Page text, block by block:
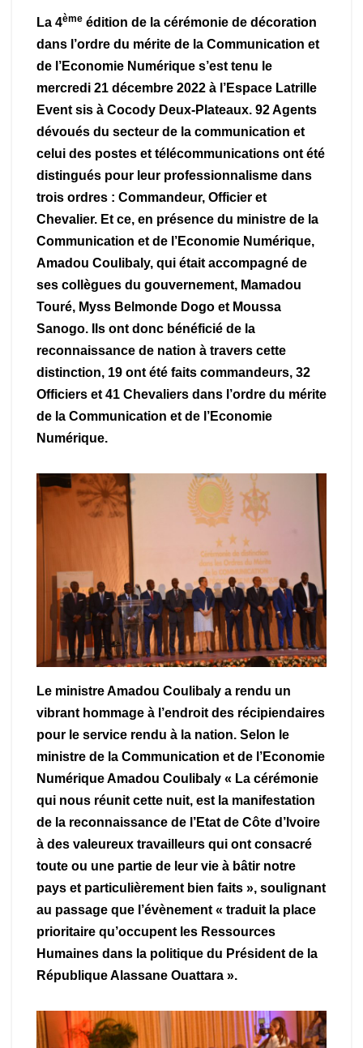
La 4ème édition de la cérémonie de décoration
dans l’ordre du mérite de la Communication et
de l’Economie Numérique s’est tenu le
mercredi 21 décembre 2022 à l’Espace Latrille
Event sis à Cocody Deux-Plateaux. 92 Agents
dévoués du secteur de la communication et
celui des postes et télécommunications ont été
distingués pour leur professionnalisme dans
trois ordres : Commandeur, Officier et
Chevalier. Et ce, en présence du ministre de la
Communication et de l’Economie Numérique,
Amadou Coulibaly, qui était accompagné de
ses collègues du gouvernement, Mamadou
Touré, Myss Belmonde Dogo et Moussa
Sanogo. Ils ont donc bénéficié de la
reconnaissance de nation à travers cette
distinction, 19 ont été faits commandeurs, 32
Officiers et 41 Chevaliers dans l’ordre du mérite
de la Communication et de l’Economie
Numérique.
Le ministre Amadou Coulibaly a rendu un
vibrant hommage à l’endroit des récipiendaires
pour le service rendu à la nation. Selon le
ministre de la Communication et de l’Economie
Numérique Amadou Coulibaly « La cérémonie
qui nous réunit cette nuit, est la manifestation
de la reconnaissance de l’Etat de Côte d’Ivoire
à des valeureux travailleurs qui ont consacré
toute ou une partie de leur vie à bâtir notre
pays et particulièrement bien faits », soulignant
au passage que l’évènement « traduit la place
prioritaire qu’occupent les Ressources
Humaines dans la politique du Président de la
République Alassane Ouattara ».